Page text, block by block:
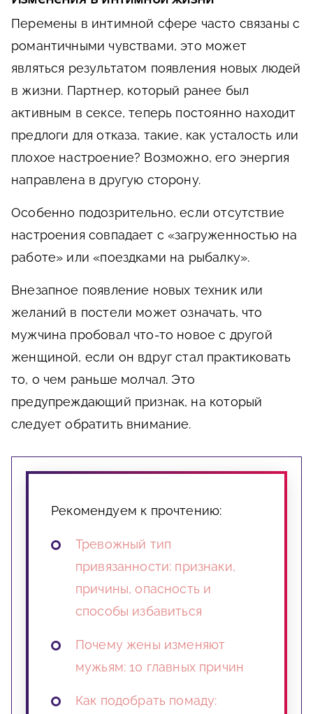
Перемены в интимной сфере часто связаны с
романтичными чувствами, это может
являться результатом появления новых людей
в жизни. Партнер, который ранее был
активным в сексе, теперь постоянно находит
предлоги для отказа, такие, как усталость или
плохое настроение? Возможно, его энергия
направлена в другую сторону.
Особенно подозрительно, если отсутствие
настроения совпадает с «загруженностью на
работе» или «поездками на рыбалку».
Внезапное появление новых техник или
желаний в постели может означать, что
мужчина пробовал что-то новое с другой
женщиной, если он вдруг стал практиковать
то, о чем раньше молчал. Это
предупреждающий признак, на который
следует обратить внимание.
Рекомендуем к прочтению:
Тревожный тип
привязанности: признаки,
причины, опасность и
способы избавиться
Почему жены изменяют
мужьям: 10 главных причин
Как подобрать помаду: